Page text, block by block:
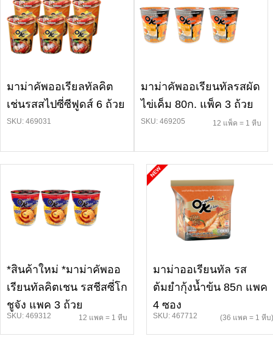
มาม่าคัพออเรียลทัลคิต
เช่นรสสไปซี่ซีฟูดส์ 6 ถ้วย
SKU: 469031
มาม่าคัพออเรียนทัลรสผัด
ไข่เค็ม 80ก. แพ็ค 3 ถ้วย
SKU: 469205 12 แพ็ค = 1 หีบ
*สินค้าใหม่ *มาม่าคัพออ
เรียนทัลคิตเชน รสชีสซี่โก
ชูจัง แพค 3 ถ้วย
SKU: 469312 12 แพค = 1 หีบ
มาม่าออเรียนทัล รส
ต้มยำกุ้งน้ำข้น 85ก แพค
4 ซอง
SKU: 467712 (36 แพค = 1 หีบ)